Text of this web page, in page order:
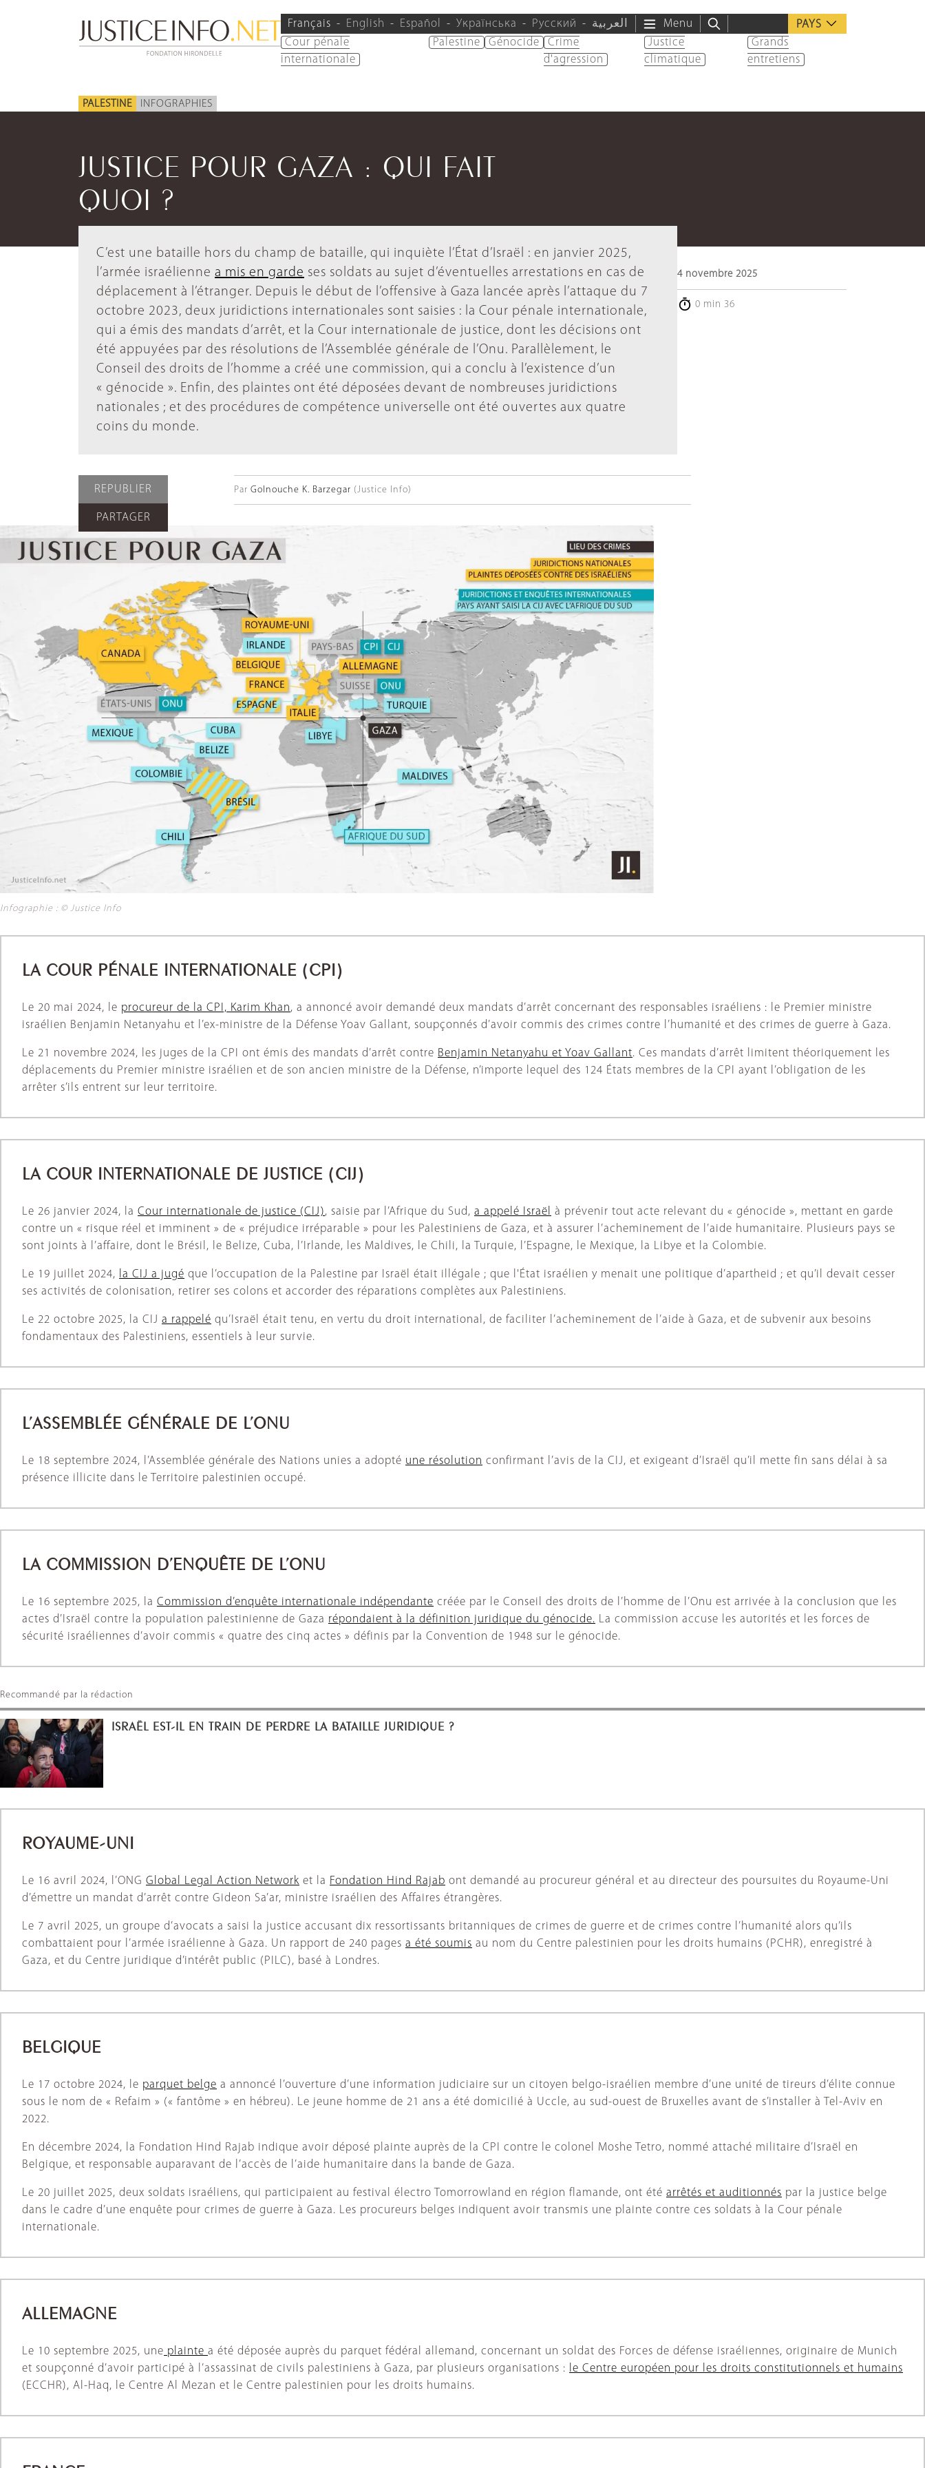
Français English Español Українська Русский العربية Menu
PAYS
Cour pénale
internationale
Palestine Génocide
Crime
d'agression
Justice
climatique
Grands
entretiens
PALESTINE INFOGRAPHIES
JUSTICE POUR GAZA : QUI FAIT
QUOI ?
C’est une bataille hors du champ de bataille, qui inquiète l’État d’Israël : en janvier 2025,
l’armée israélienne a mis en garde ses soldats au sujet d’éventuelles arrestations en cas de
déplacement à l’étranger. Depuis le début de l’offensive à Gaza lancée après l’attaque du 7
octobre 2023, deux juridictions internationales sont saisies : la Cour pénale internationale,
qui a émis des mandats d’arrêt, et la Cour internationale de justice, dont les décisions ont
été appuyées par des résolutions de l’Assemblée générale de l’Onu. Parallèlement, le
Conseil des droits de l’homme a créé une commission, qui a conclu à l’existence d’un
« génocide ». Enfin, des plaintes ont été déposées devant de nombreuses juridictions
nationales ; et des procédures de compétence universelle ont été ouvertes aux quatre
coins du monde.
4 novembre 2025
0 min 36
REPUBLIER
PARTAGER
Par Golnouche K. Barzegar (Justice Info)
Infographie : © Justice Info
LA COUR PÉNALE INTERNATIONALE (CPI)
Le 20 mai 2024, le procureur de la CPI, Karim Khan, a annoncé avoir demandé deux mandats d’arrêt concernant des responsables israéliens : le Premier ministre
israélien Benjamin Netanyahu et l’ex-ministre de la Défense Yoav Gallant, soupçonnés d’avoir commis des crimes contre l’humanité et des crimes de guerre à Gaza.
Le 21 novembre 2024, les juges de la CPI ont émis des mandats d’arrêt contre Benjamin Netanyahu et Yoav Gallant. Ces mandats d’arrêt limitent théoriquement les
déplacements du Premier ministre israélien et de son ancien ministre de la Défense, n’importe lequel des 124 États membres de la CPI ayant l’obligation de les
arrêter s’ils entrent sur leur territoire.
LA COUR INTERNATIONALE DE JUSTICE (CIJ)
Le 26 janvier 2024, la Cour internationale de justice (CIJ), saisie par l’Afrique du Sud, a appelé Israël
à prévenir tout acte relevant du « génocide », mettant en garde
contre un « risque réel et imminent » de « préjudice irréparable » pour les Palestiniens de Gaza, et à assurer l’acheminement de l’aide humanitaire. Plusieurs pays se
sont joints à l’affaire, dont le Brésil, le Belize, Cuba, l’Irlande, les Maldives, le Chili, la Turquie, l’Espagne, le Mexique, la Libye et la Colombie.
Le 19 juillet 2024, la CIJ a jugé que l’occupation de la Palestine par Israël était illégale ; que l'État israélien y menait une politique d’apartheid ; et qu’il devait cesser
ses activités de colonisation, retirer ses colons et accorder des réparations complètes aux Palestiniens.
Le 22 octobre 2025, la CIJ a rappelé qu’Israël était tenu, en vertu du droit international, de faciliter l’acheminement de l’aide à Gaza, et de subvenir aux besoins
fondamentaux des Palestiniens, essentiels à leur survie.
L’ASSEMBLÉE GÉNÉRALE DE L’ONU
Le 18 septembre 2024, l’Assemblée générale des Nations unies a adopté une résolution confirmant l’avis de la CIJ, et exigeant d’Israël qu’il mette fin sans délai à sa
présence illicite dans le Territoire palestinien occupé.
LA COMMISSION D’ENQUÊTE DE L’ONU
Le 16 septembre 2025, la Commission d’enquête internationale indépendante créée par le Conseil des droits de l’homme de l’Onu est arrivée à la conclusion que les
actes d’Israël contre la population palestinienne de Gaza répondaient à la définition juridique du génocide. La commission accuse les autorités et les forces de
sécurité israéliennes d’avoir commis « quatre des cinq actes » définis par la Convention de 1948 sur le génocide.
Recommandé par la rédaction
ISRAËL EST-IL EN TRAIN DE PERDRE LA BATAILLE JURIDIQUE ?
ROYAUME-UNI
Le 16 avril 2024, l’ONG Global Legal Action Network et la Fondation Hind Rajab ont demandé au procureur général et au directeur des poursuites du Royaume-Uni
d’émettre un mandat d’arrêt contre Gideon Sa’ar, ministre israélien des Affaires étrangères.
Le 7 avril 2025, un groupe d’avocats a saisi la justice accusant dix ressortissants britanniques de crimes de guerre et de crimes contre l’humanité alors qu’ils
combattaient pour l’armée israélienne à Gaza. Un rapport de 240 pages a été soumis au nom du Centre palestinien pour les droits humains (PCHR), enregistré à
Gaza, et du Centre juridique d’intérêt public (PILC), basé à Londres.
BELGIQUE
Le 17 octobre 2024, le parquet belge a annoncé l’ouverture d’une information judiciaire sur un citoyen belgo-israélien membre d’une unité de tireurs d’élite connue
sous le nom de « Refaim » (« fantôme » en hébreu). Le jeune homme de 21 ans a été domicilié à Uccle, au sud-ouest de Bruxelles avant de s’installer à Tel-Aviv en
2022.
En décembre 2024, la Fondation Hind Rajab indique avoir déposé plainte auprès de la CPI contre le colonel Moshe Tetro, nommé attaché militaire d’Israël en
Belgique, et responsable auparavant de l’accès de l’aide humanitaire dans la bande de Gaza.
Le 20 juillet 2025, deux soldats israéliens, qui participaient au festival électro Tomorrowland en région flamande, ont été arrêtés et auditionnés par la justice belge
dans le cadre d’une enquête pour crimes de guerre à Gaza. Les procureurs belges indiquent avoir transmis une plainte contre ces soldats à la Cour pénale
internationale.
ALLEMAGNE
Le 10 septembre 2025, une plainte a été déposée auprès du parquet fédéral allemand, concernant un soldat des Forces de défense israéliennes, originaire de Munich
et soupçonné d’avoir participé à l’assassinat de civils palestiniens à Gaza, par plusieurs organisations :
le Centre européen pour les droits constitutionnels et humains
(ECCHR), Al-Haq, le Centre Al Mezan et le Centre palestinien pour les droits humains.